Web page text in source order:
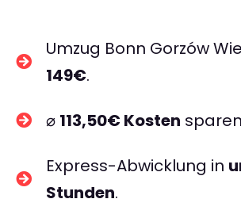
Umzug Bonn Gorzów
149€.
⌀ 113,50€ Kosten
Express-Abwicklung in
Stunden.